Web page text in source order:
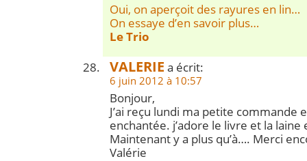
Oui, on aperçoit des rayures en lin…
On essaye d’en savoir plus…
Le Trio
VALERIE a écrit:
6 juin 2012 à 10:57
Bonjour,
J’ai reçu lundi ma petite commande
enchantée. j’adore le livre et la laine
Maintenant y a plus qu’à…. Merci
Valérie